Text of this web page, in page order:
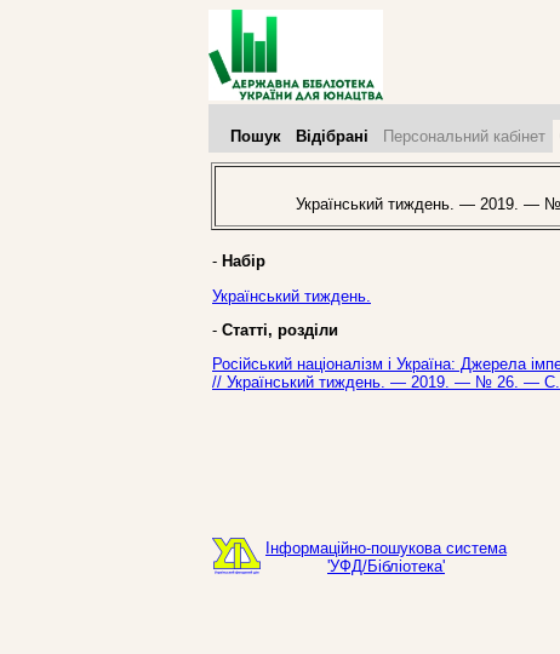
Пошук Відібрані Персональний кабінет
Український тиждень. — 2019. —
- Набір
Український тиждень.
- Статті, розділи
Російський націоналізм і Україна: Джерела
// Український тиждень. — 2019. — № 26. —
Інформаційно-пошукова система
'УФД/Бібліотека'